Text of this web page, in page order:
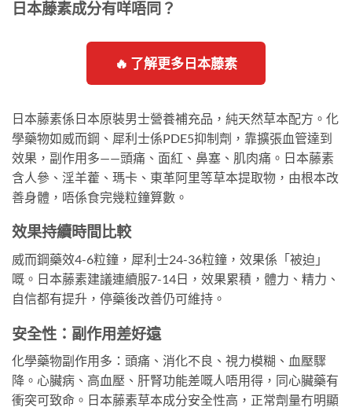
日本藤素成分有咩唔同？
🔥 了解更多日本藤素
日本藤素係日本原裝男士營養補充品，純天然草本配方。化
學藥物如威而鋼、犀利士係PDE5抑制劑，靠擴張血管達到
效果，副作用多——頭痛、面紅、鼻塞、肌肉痛。日本藤素
含人參、淫羊藿、瑪卡、東革阿里等草本提取物，由根本改
善身體，唔係食完幾粒鐘算數。
效果持續時間比較
威而鋼藥效4-6粒鐘，犀利士24-36粒鐘，效果係「被迫」
嘅。日本藤素建議連續服7-14日，效果累積，體力、精力、
自信都有提升，停藥後改善仍可維持。
安全性：副作用差好遠
化學藥物副作用多：頭痛、消化不良、視力模糊、血壓驟
降。心臟病、高血壓、肝腎功能差嘅人唔用得，同心臟藥有
衝突可致命。日本藤素草本成分安全性高，正常劑量冇明顯